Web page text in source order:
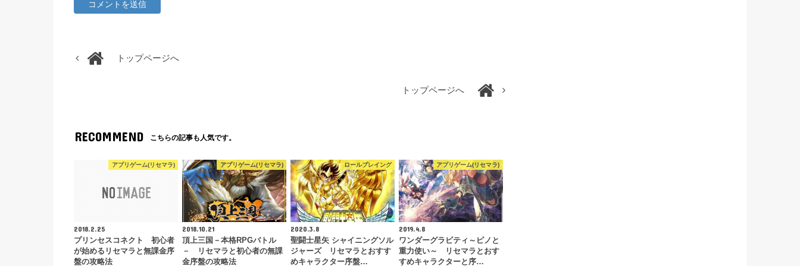
トップページへ
トップページへ
RECOMMEND こちらの記事も人気です。
アプリゲーム(リセマラ)
2018.2.25
プリンセスコネクト 初心者
が始めるリセマラと無課金序
盤の攻略法
アプリゲーム(リセマラ)
2018.10.21
頂上三国－本格RPGバトル
－ リセマラと初心者の無課
金序盤の攻略法
ロールプレイング
2020.3.8
聖闘士星矢 シャイニングソル
ジャーズ リセマラとおすす
めキャラクター序盤…
アプリゲーム(リセマラ)
2019.4.8
ワンダーグラビティ～ピノと
重力使い～ リセマラとおす
すめキャラクターと序…